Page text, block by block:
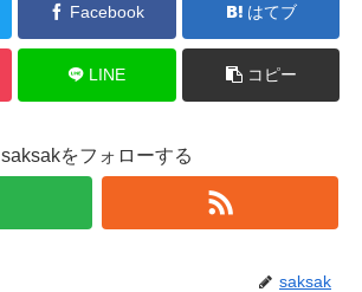
Facebook はてブ
LINE コピー
saksakをフォローする
saksak